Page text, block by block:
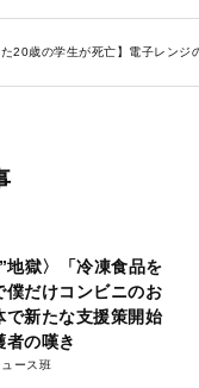
た20歳の学生が死亡】電子レン
地獄〉「冷凍食品を
僕だけコンビニのお
新たな支援策開始
者の嘆き
ース班